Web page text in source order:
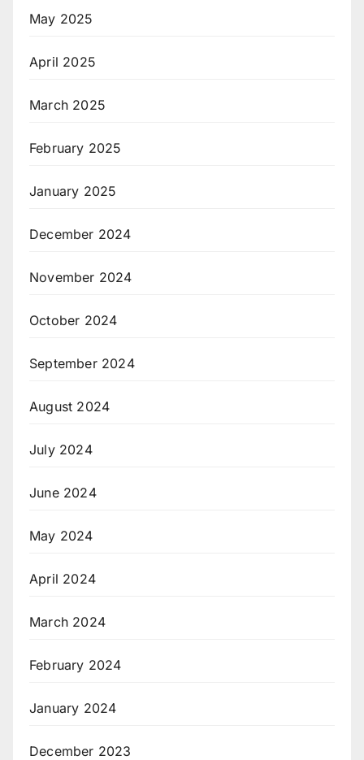
May 2025
April 2025
March 2025
February 2025
January 2025
December 2024
November 2024
October 2024
September 2024
August 2024
July 2024
June 2024
May 2024
April 2024
March 2024
February 2024
January 2024
December 2023